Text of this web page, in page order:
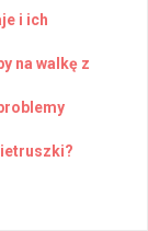
i ich
na walkę z